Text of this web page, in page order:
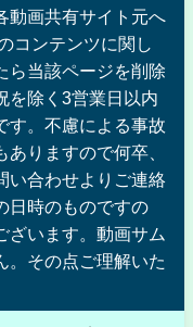
動画共有サイト元へ
コンテンツに関し
ら当該ページを削除
を除く3営業日以内
す。不慮による事故
りますので何卒、
い合わせよりご連絡
日時のものですの
ざいます。動画サム
。その点ご理解いた